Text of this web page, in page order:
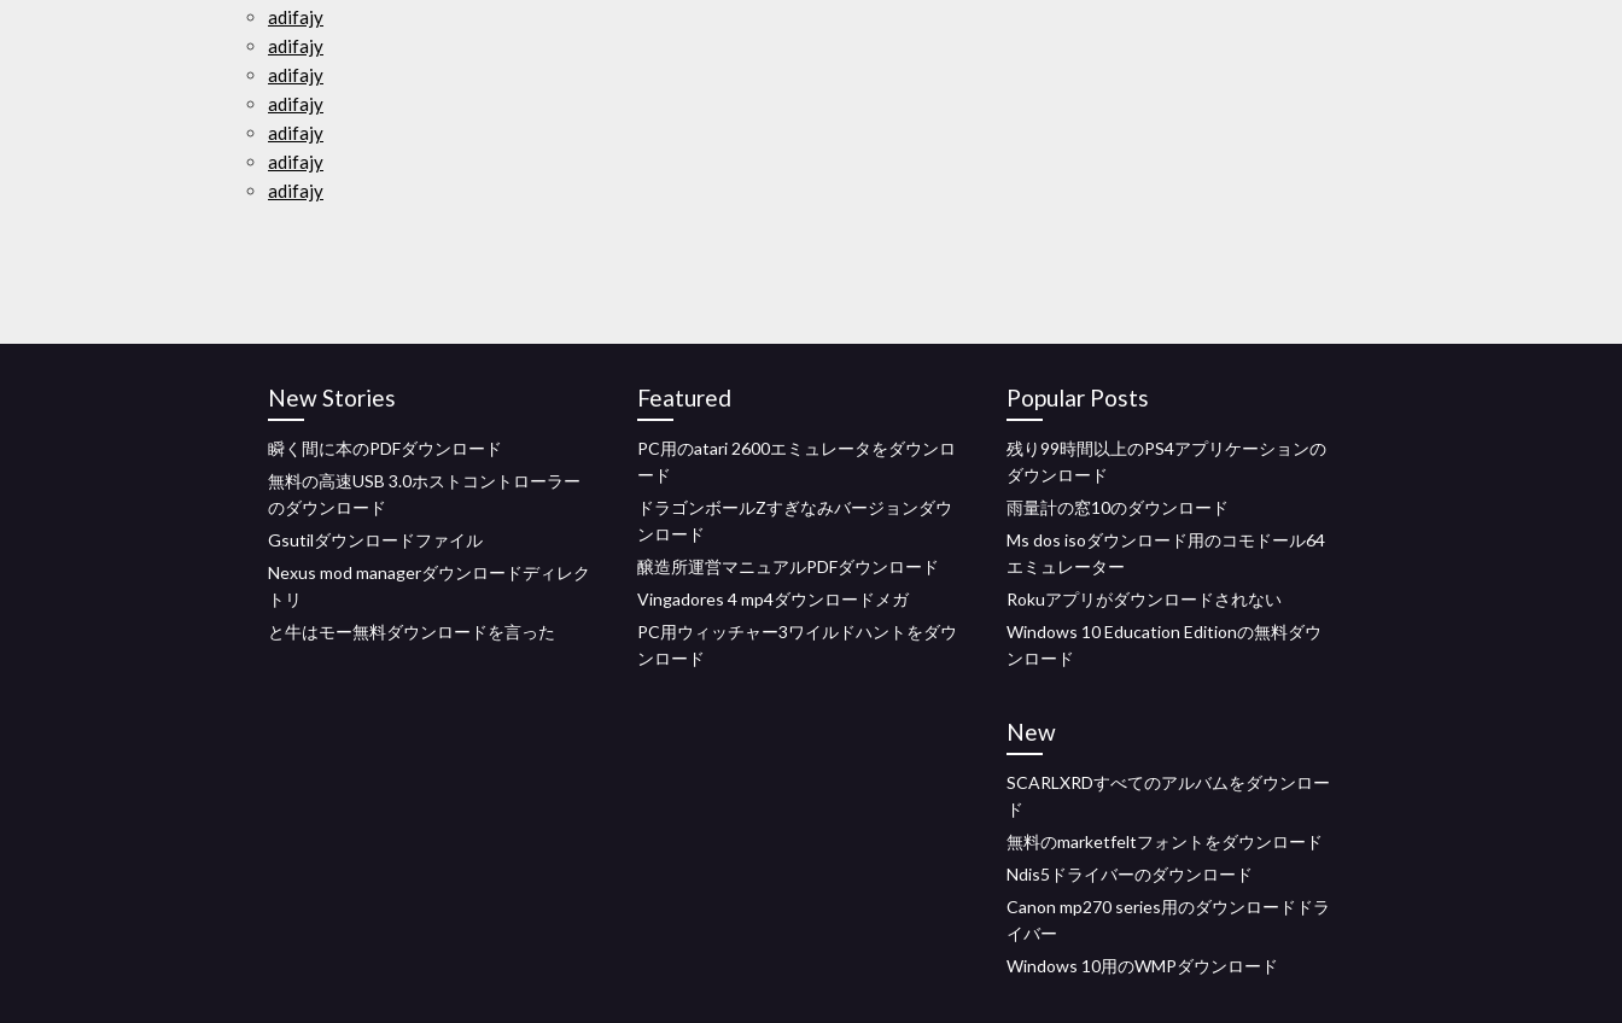
adifajy
adifajy
adifajy
adifajy
adifajy
adifajy
adifajy
New Stories
瞬く間に本のPDFダウンロード
無料の高速USB 3.0ホストコントローラー
のダウンロード
Gsutilダウンロードファイル
Nexus mod managerダウンロードディレク
トリ
と牛はモー無料ダウンロードを言った
Featured
PC用のatari 2600エミュレータをダウンロ
ード
ドラゴンボールZすぎなみバージョンダウ
ンロード
醸造所運営マニュアルPDFダウンロード
Vingadores 4 mp4ダウンロードメガ
PC用ウィッチャー3ワイルドハントをダウ
ンロード
Popular Posts
残り99時間以上のPS4アプリケーションの
ダウンロード
雨量計の窓10のダウンロード
Ms dos isoダウンロード用のコモドール64
エミュレーター
Rokuアプリがダウンロードされない
Windows 10 Education Editionの無料ダウ
ンロード
New
SCARLXRDすべてのアルバムをダウンロー
ド
無料のmarketfeltフォントをダウンロード
Ndis5ドライバーのダウンロード
Canon mp270 series用のダウンロードドラ
イバー
Windows 10用のWMPダウンロード